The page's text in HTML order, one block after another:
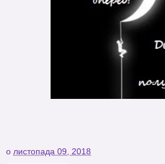
о листопада 09, 2018